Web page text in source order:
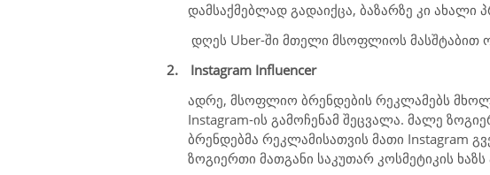
დამსაქმებლად გადაიქცა, ბაზარზე კი ახალი
დღეს Uber-ში მთელი მსოფლიოს
2.
Instagram Influencer
ადრე, მსოფლიო ბრენდების რეკლამებს
Instagram-ის გამოჩენამ შეცვალა. მალე
ბრენდებმა რეკლამისათვის მათი Instagram
ზოგიერთი მათგანი საკუთარ კოსმეტიკის